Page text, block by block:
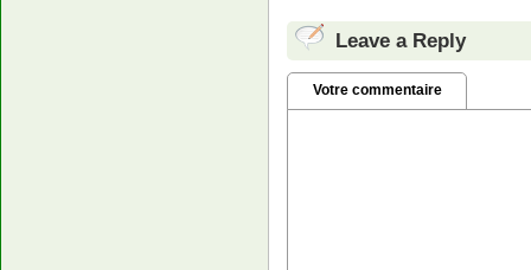
Leave a Reply
Votre commentaire